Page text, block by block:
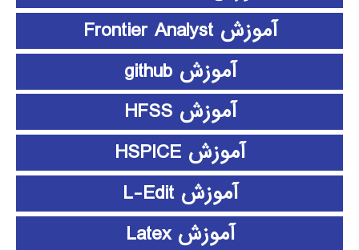
آموزش Frontier Analyst
آموزش github
آموزش HFSS
آموزش HSPICE
آموزش L-Edit
آموزش Latex